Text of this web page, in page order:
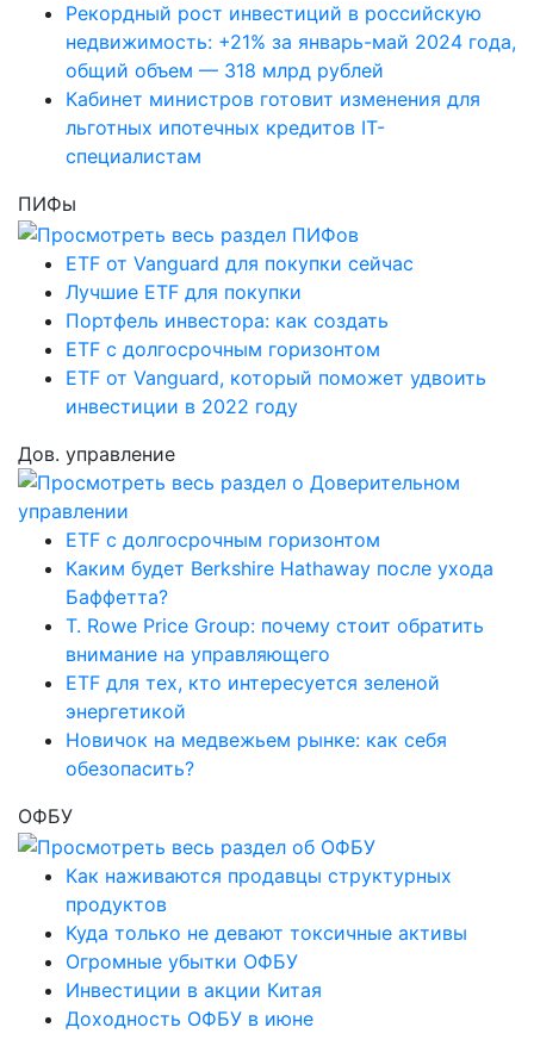
Рекордный рост инвестиций в российскую
недвижимость: +21% за январь-май 2024 года,
общий объем — 318 млрд рублей
Кабинет министров готовит изменения для
льготных ипотечных кредитов IT-
специалистам
ПИФы
ETF от Vanguard для покупки сейчас
Лучшие ETF для покупки
Портфель инвестора: как создать
ETF с долгосрочным горизонтом
ETF от Vanguard, который поможет удвоить
инвестиции в 2022 году
Дов. управление
ETF с долгосрочным горизонтом
Каким будет Berkshire Hathaway после ухода
Баффетта?
T. Rowe Price Group: почему стоит обратить
внимание на управляющего
ETF для тех, кто интересуется зеленой
энергетикой
Новичок на медвежьем рынке: как себя
обезопасить?
ОФБУ
Как наживаются продавцы структурных
продуктов
Куда только не девают токсичные активы
Огромные убытки ОФБУ
Инвестиции в акции Китая
Доходность ОФБУ в июне